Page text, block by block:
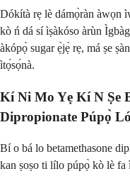
Dókítà rẹ lè dámọ̀ràn àwọn
kò ń dá sí ìṣàkóso àrùn
àkópọ̀ sugar ẹ̀jẹ̀ rẹ, má ṣe
ìtọ́sọ́nà.
Kí Ni Mo Yẹ Kí N Ṣe
Dipropionate Púpọ̀
Bí o bá lo betamethasone
kan ṣoṣo ti lílo púpọ̀ kò lè fa